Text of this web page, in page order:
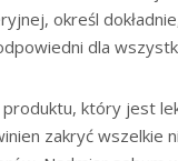
określ
dla
który jest
zakryć wszelkie